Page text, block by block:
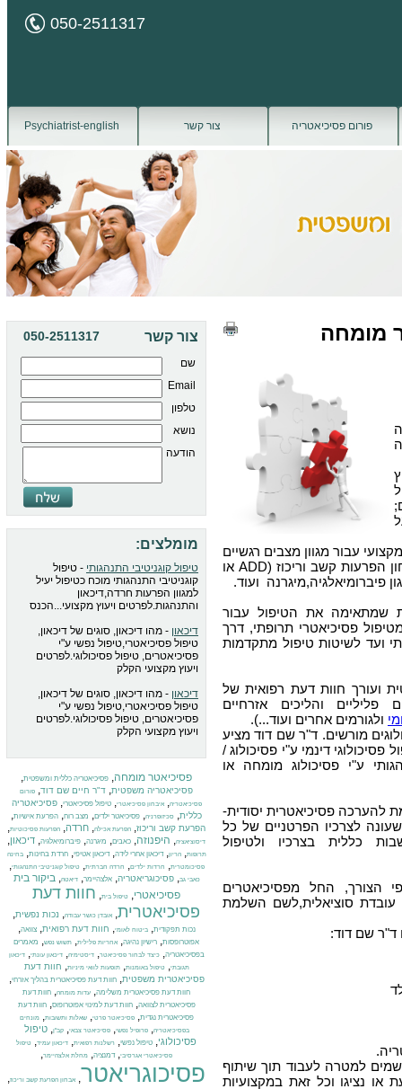
050-2511317
פורום פסיכיאטריה צור קשר Psychiatrist-english
מומחה
עבור מגוון מצבים רגשיים
, איבחון הפרעות קשב וריכוז (ADD או
שמתאימה את הטיפול עבור
פסיכיאטרי תרופתי, דרך
ועד לשיטות טיפול מתקדמות
ועורך חוות דעת רפואית של
והליכים אזרחיים
ולגורמים אחרים ועוד...).
מורשים. ד"ר שם דוד מציע
דינמי ע"י פסיכולוג /
ע"י פסיכולוג מומחה או
להערכה פסיכיאטרית יסודית-
לצרכיו הפרטניים של כל
כללית בצרכיו ולטיפול
הצורך, החל מפסיכיאטרים
עובדת סוציאלית,לשם השלמת
ד"ר שם דוד:
למטרה לעבוד תוך שיתוף
נציגו וכל זאת במקצועיות
050-2511317 צור קשר
שם
Email
טלפון
נושא
הודעה
מומלצים:
טיפול קוגניטיבי התנהגותי - טיפול
קוגניטיבי התנהגותי מוכח כטיפול יעיל
למגוון הפרעות חרדה,דיכאון
והתנהגות.לפרטים ויעוץ מקצועי...הכנס
דיכאון - מהו דיכאון, סוגים של דיכאון,
טיפול פסיכיאטרי,טיפול נפשי ע"י
פסיכיאטרים, טיפול פסיכולוגי.לפרטים
ויעוץ מקצועי הקלק
דיכאון - מהו דיכאון, סוגים של דיכאון,
טיפול פסיכיאטרי,טיפול נפשי ע"י
פסיכיאטרים, טיפול פסיכולוגי.לפרטים
ויעוץ מקצועי הקלק
פסיכיאטר מומחה, פסיכיאטריה כללית ומשפטית,
פסיכיאטריה משפטית, ד"ר חיים שם דוד, פורום
פסיכיאטריה,איבחון פסיכיאטרי,טיפול פסיכיאטרי,פסיכיאטריה
כללית, סכיזופרניה, פסיכיאטר ילדים, מצב רוח, הפרעת אישיות,
הפרעת קשב וריכוז, הפרעת אכילה, חרדה, הפרעות פסיכוטיות,
דיסוציאציה, היפנוזה, כאבים, מיגרנה, פיברומיאלגיה, דיכאון,
תרופות,הריון,דיכאון אחרי לידה,דיכאון אטיפי,חרדת בחינות,בחינה
פסיכומטרית, חרדות ילדים, חרדה חברתית,טיפול קוגניטיבי התנהגותי,
כאבי גב,פסיכוגריאטריה,אלצהיימר,דיאטה,ביקור בית
פסיכיאטרי, טיפול בית, חוות דעת
פסיכיאטרית, אובדן כושר עבודה, נכות נפשית,
נכות תפקודית,ביטוח לאומי, חוות דעת רפואית,צוואה,
אפוטרופסות, רישיון נהיגה, אחריות פלילית, תשוש נפש, מאמרים
בפסיכיאטריה,כיצד לבחור פסיכיאטר,דיסטימיה,דיכאון עונתי,דיכאון
תגובתי,טיפול באומנות,תופעות לוואי מיניות, חוות דעת
פסיכיאטרית משפטית,חוות דעת פסיכיאטרית בהליך אזרחי,
חוות דעת פסיכיאטרית משלימה, עדות מומחה, חוות דעת
פסיכיאטרית לצוואה,חוות דעת למינוי אפוטרופוס,חוות דעת
פסיכיאטרית נגדית,פסיכיאטר פרטי,שאלות ותשובות,מונחים
בפסיכיאטריה,פרופיל נפשי,פסיכיאטר צבאי,קב"ן,טיפול
פסיכולוגי, טיפול נפשי, רשלנות רפואית, דיכאון עמיד, טיפול
פסיכיאטרי אגרסיבי,דמנציה, מחלת אלצהיימר,
פסיכוגריאטר, אבחון הפרעת קשב וריכוז,